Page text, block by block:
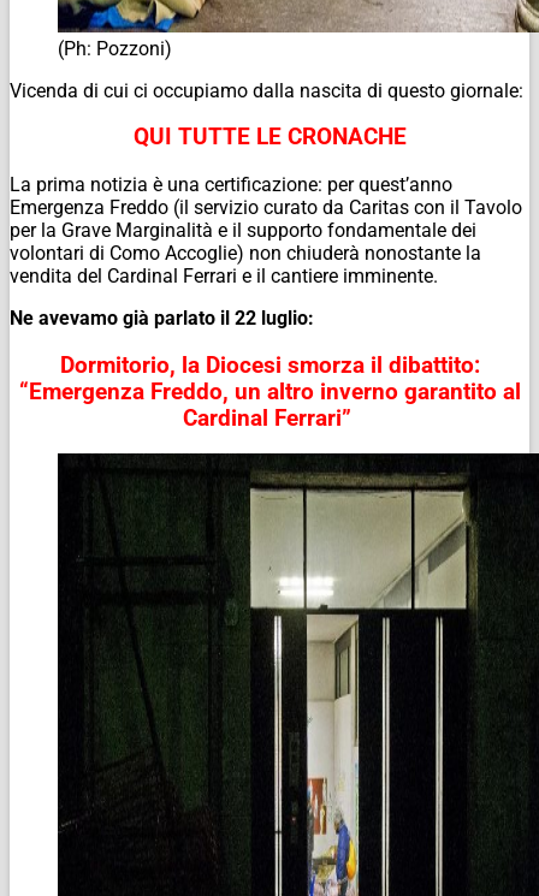
(Ph: Pozzoni)
Vicenda di cui ci occupiamo dalla nascita di questo giornale:
QUI TUTTE LE CRONACHE
La prima notizia è una certificazione: per quest’anno
Emergenza Freddo (il servizio curato da Caritas con il Tavolo
per la Grave Marginalità e il supporto fondamentale dei
volontari di Como Accoglie) non chiuderà nonostante la
vendita del Cardinal Ferrari e il cantiere imminente.
Ne avevamo già parlato il 22 luglio:
Dormitorio, la Diocesi smorza il dibattito:
“Emergenza Freddo, un altro inverno garantito al
Cardinal Ferrari”